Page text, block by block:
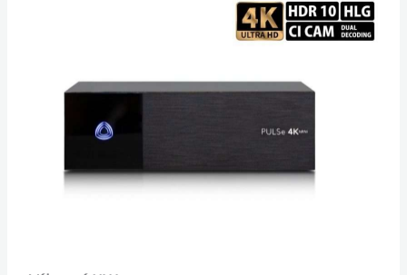
rozlíšením. Nechýba podpora pre
HDR/HDR10 a HLGa
moduly.